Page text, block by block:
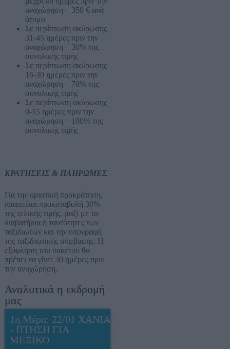
αναχώρηση – 350 € ανά
άτομο
Σε περίπτωση ακύρωσης
31-45 ημέρες πριν την
αναχώρηση – 30% της
συνολικής τιμής
Σε περίπτωση ακύρωσης
16-30 ημέρες πριν την
αναχώρηση – 70% της
συνολικής τιμής
Σε περίπτωση ακύρωσης
0-15 ημέρες πριν την
αναχώρηση – 100% της
συνολικής τιμής
ΚΡΑΤΗΣΕΙΣ & ΠΛΗΡΩΜΕΣ
Για την οριστική προκράτηση,
απαιτείται προκαταβολή 30%
της τελικής τιμής, μαζί με τα
διαβατήρια ή ταυτότητες των
ταξιδιωτών και την υπογραφή
της ταξιδιωτικής σύμβασης. Η
εξόφληση του πακέτου θα
πρέπει να γίνει 30 ημέρες πριν
την αναχώρηση.
Αναλυτικά η εκδρομή
μας
1η Μέρα: 22/01 XANIA
- ΠΤΗΣΗ ΓΙΑ
ΜΕΞΙΚΟ